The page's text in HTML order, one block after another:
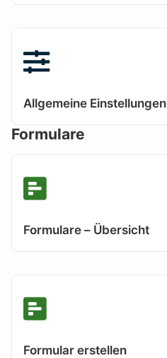
Allgemeine Einstellungen
Formulare
Formulare – Übersicht
Formular erstellen